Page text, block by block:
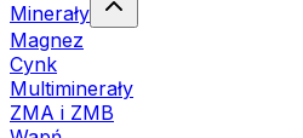
Minerały
Magnez
Cynk
Multiminerały
ZMA i ZMB